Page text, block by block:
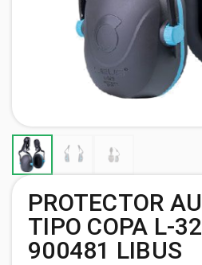
PROTECTOR
TIPO COPA L-
900481 LIBUS